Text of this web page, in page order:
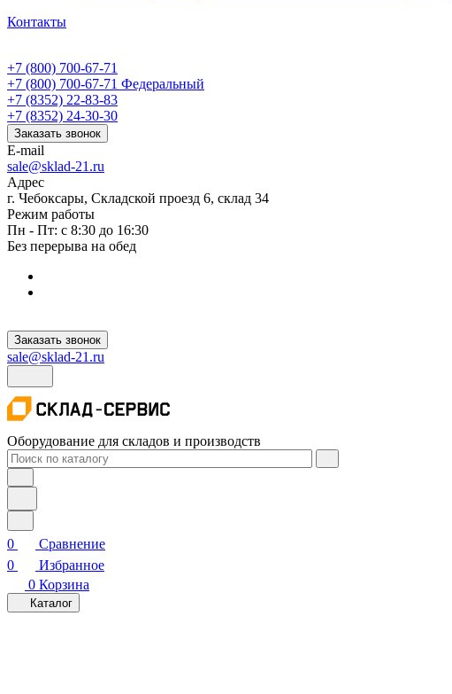
Контакты
+7 (800) 700-67-71
+7 (800) 700-67-71 Федеральный
+7 (8352) 22-83-83
+7 (8352) 24-30-30
Заказать звонок
E-mail
sale@sklad-21.ru
Адрес
г. Чебоксары, Складской проезд 6, склад 34
Режим работы
Пн - Пт: с 8:30 до 16:30
Без перерыва на обед
Заказать звонок
sale@sklad-21.ru
Оборудование для складов и производств
0
Сравнение
0
Избранное
0 Корзина
Каталог